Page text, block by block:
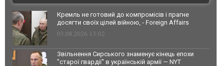
Кремль не готовий до компромісів і прагне
досягти своїх цілей війною, - Foreign Affairs
03.08.2026 13:02
Звільнення Сирського знаменує кінець епохи
"старої гвардії" в українській армії — NYT